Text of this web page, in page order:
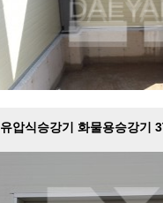
유압식승강기 화물용승강기